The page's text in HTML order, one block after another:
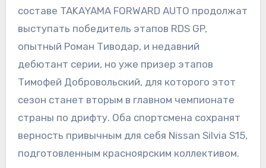
составе TAKAYAMA FORWARD AUTO продолжат
выступать победитель этапов RDS GP,
опытный Роман Тиводар, и недавний
дебютант серии, но уже призер этапов
Тимофей Добровольский, для которого этот
сезон станет вторым в главном чемпионате
страны по дрифту. Оба спортсмена сохранят
верность привычным для себя Nissan Silvia S15,
подготовленным красноярским коллективом.